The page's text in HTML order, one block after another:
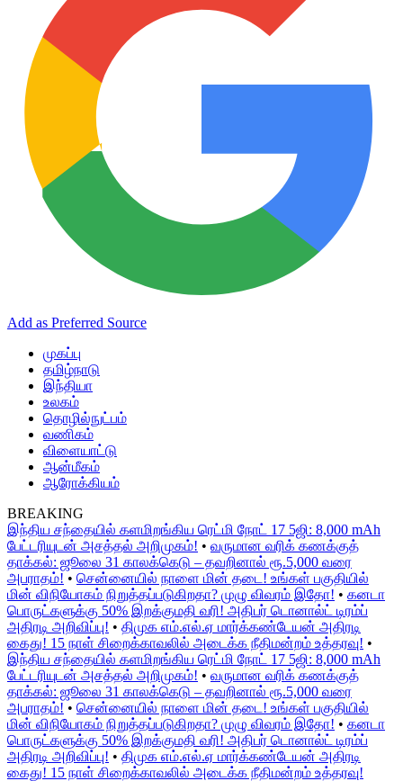
Add as Preferred Source
முகப்பு
தமிழ்நாடு
இந்தியா
உலகம்
தொழில்நுட்பம்
வணிகம்
விளையாட்டு
ஆன்மீகம்
ஆரோக்கியம்
BREAKING
இந்திய சந்தையில் களமிறங்கிய ரெட்மி நோட் 17 5ஜி: 8,000 mAh
பேட்டரியுடன் அசத்தல் அறிமுகம்! • வருமான வரிக் கணக்குத்
தாக்கல்: ஜூலை 31 காலக்கெடு – தவறினால் ரூ.5,000 வரை
அபராதம்! • சென்னையில் நாளை மின் தடை! உங்கள் பகுதியில்
மின் விநியோகம் நிறுத்தப்படுகிறதா? முழு விவரம் இதோ! • கனடா
பொருட்களுக்கு 50% இறக்குமதி வரி! அதிபர் டொனால்ட் டிரம்ப்
அதிரடி அறிவிப்பு! • திமுக எம்.எல்.ஏ மார்க்கண்டேயன் அதிரடி
கைது! 15 நாள் சிறைக்காவலில் அடைக்க நீதிமன்றம் உத்தரவு! •
இந்திய சந்தையில் களமிறங்கிய ரெட்மி நோட் 17 5ஜி: 8,000 mAh
பேட்டரியுடன் அசத்தல் அறிமுகம்! • வருமான வரிக் கணக்குத்
தாக்கல்: ஜூலை 31 காலக்கெடு – தவறினால் ரூ.5,000 வரை
அபராதம்! • சென்னையில் நாளை மின் தடை! உங்கள் பகுதியில்
மின் விநியோகம் நிறுத்தப்படுகிறதா? முழு விவரம் இதோ! • கனடா
பொருட்களுக்கு 50% இறக்குமதி வரி! அதிபர் டொனால்ட் டிரம்ப்
அதிரடி அறிவிப்பு! • திமுக எம்.எல்.ஏ மார்க்கண்டேயன் அதிரடி
கைது! 15 நாள் சிறைக்காவலில் அடைக்க நீதிமன்றம் உத்தரவு!